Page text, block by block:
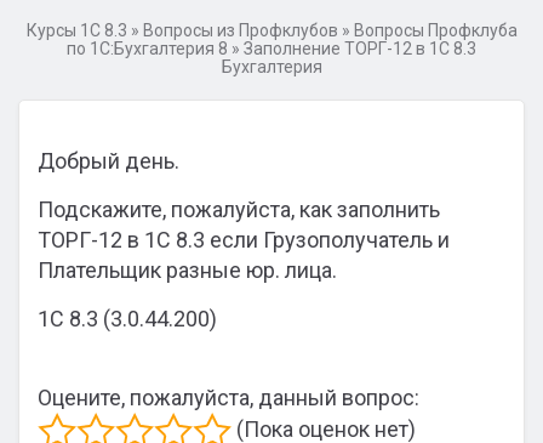
Курсы 1С 8.3 » Вопросы из Профклубов » Вопросы Профклуба
по 1С:Бухгалтерия 8 » Заполнение ТОРГ-12 в 1С 8.3
Бухгалтерия
Добрый день.
Подскажите, пожалуйста, как заполнить
ТОРГ-12 в 1С 8.3 если Грузополучатель и
Плательщик разные юр. лица.
1С 8.3 (3.0.44.200)
Оцените, пожалуйста, данный вопрос:
(Пока оценок нет)